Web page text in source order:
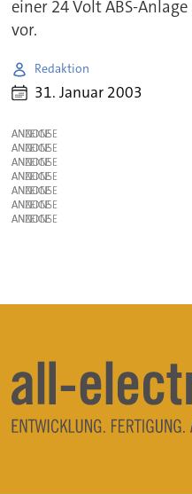
einer 24 Volt ABS-
vor.
Redaktion
31. Januar 2003
ANZEIGE
ANZEIGE
ANZEIGE
ANZEIGE
ANZEIGE
ANZEIGE
ANZEIGE